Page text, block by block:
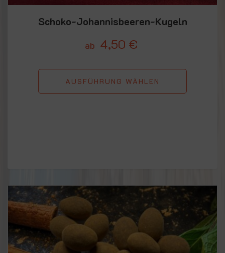
Schoko-Johannisbeeren-Kugeln
ab 4,50 €
AUSFÜHRUNG WÄHLEN